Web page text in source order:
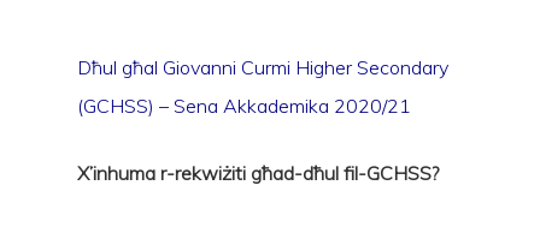
Dħul għal Giovanni Curmi Higher Secondary
(GCHSS) – Sena Akkademika 2020/21
X’inhuma r-rekwiżiti għad-dħul fil-GCHSS?